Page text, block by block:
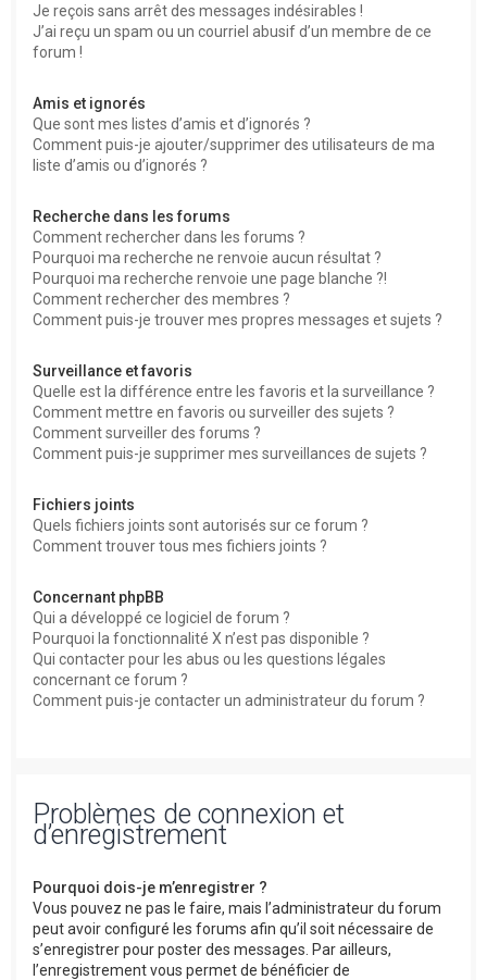
Je reçois sans arrêt des messages indésirables !
J’ai reçu un spam ou un courriel abusif d’un membre de ce
forum !
Amis et ignorés
Que sont mes listes d’amis et d’ignorés ?
Comment puis-je ajouter/supprimer des utilisateurs de ma
liste d’amis ou d’ignorés ?
Recherche dans les forums
Comment rechercher dans les forums ?
Pourquoi ma recherche ne renvoie aucun résultat ?
Pourquoi ma recherche renvoie une page blanche ?!
Comment rechercher des membres ?
Comment puis-je trouver mes propres messages et sujets ?
Surveillance et favoris
Quelle est la différence entre les favoris et la surveillance ?
Comment mettre en favoris ou surveiller des sujets ?
Comment surveiller des forums ?
Comment puis-je supprimer mes surveillances de sujets ?
Fichiers joints
Quels fichiers joints sont autorisés sur ce forum ?
Comment trouver tous mes fichiers joints ?
Concernant phpBB
Qui a développé ce logiciel de forum ?
Pourquoi la fonctionnalité X n’est pas disponible ?
Qui contacter pour les abus ou les questions légales
concernant ce forum ?
Comment puis-je contacter un administrateur du forum ?
Problèmes de connexion et
d’enregistrement
Pourquoi dois-je m’enregistrer ?
Vous pouvez ne pas le faire, mais l’administrateur du forum
peut avoir configuré les forums afin qu’il soit nécessaire de
s’enregistrer pour poster des messages. Par ailleurs,
l’enregistrement vous permet de bénéficier de